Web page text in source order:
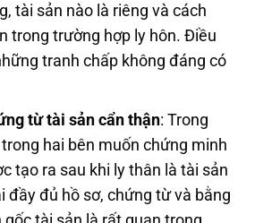
tài sản nào là riêng và cách
trong trường hợp ly hôn. Điều
tranh chấp không đáng có
từ tài sản cẩn thận: Trong
hai bên muốn chứng minh
tạo ra sau khi ly thân là tài sản
đầy đủ hồ sơ, chứng từ và bằng